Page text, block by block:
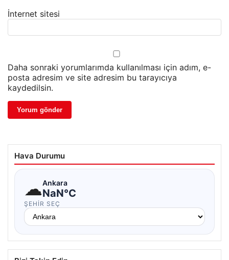
İnternet sitesi
Daha sonraki yorumlarımda kullanılması için adım, e-
posta adresim ve site adresim bu tarayıcıya
kaydedilsin.
Hava Durumu
☁Ankara
NaN°C
ŞEHIR SEÇ